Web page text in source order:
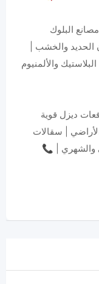
البلوك
الحديد والخشب |
والألمنيوم
ديزل قوية
| سقالات
والشهري | 📞